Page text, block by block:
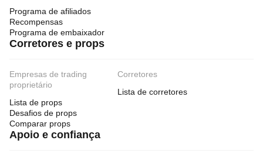
Programa de afiliados
Recompensas
Programa de embaixador
Corretores e props
Empresas de trading
proprietário
Lista de props
Desafios de props
Comparar props
Corretores
Lista de corretores
Apoio e confiança